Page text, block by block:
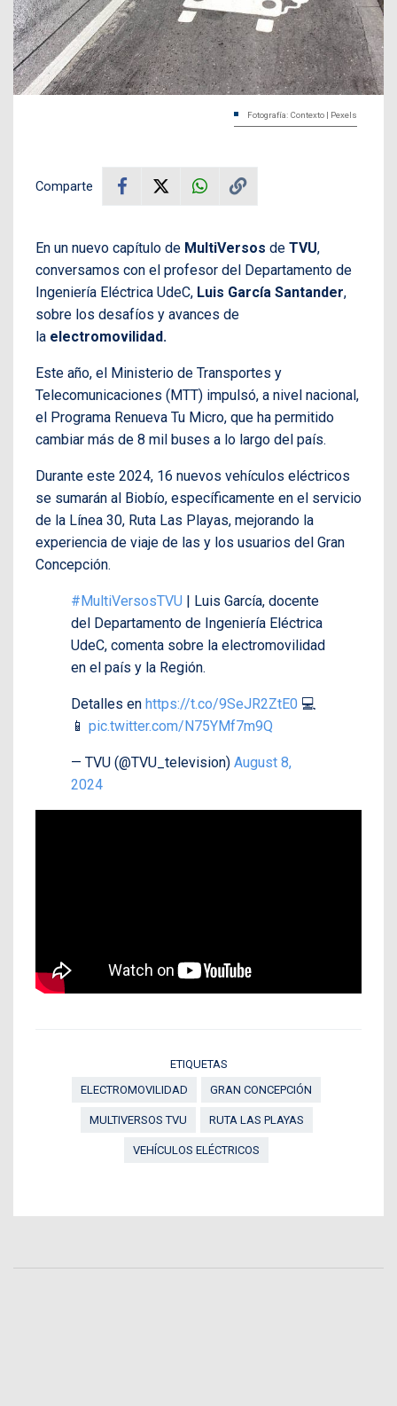
Fotografía: Contexto | Pexels
Comparte
En un nuevo capítulo de MultiVersos de TVU,
conversamos con el profesor del Departamento de
Ingeniería Eléctrica UdeC, Luis García Santander,
sobre los desafíos y avances de
la electromovilidad.
Este año, el Ministerio de Transportes y
Telecomunicaciones (MTT) impulsó, a nivel nacional,
el Programa Renueva Tu Micro, que ha permitido
cambiar más de 8 mil buses a lo largo del país.
Durante este 2024, 16 nuevos vehículos eléctricos
se sumarán al Biobío, específicamente en el servicio
de la Línea 30, Ruta Las Playas, mejorando la
experiencia de viaje de las y los usuarios del Gran
Concepción.
#MultiVersosTVU | Luis García, docente
del Departamento de Ingeniería Eléctrica
UdeC, comenta sobre la electromovilidad
en el país y la Región.
Detalles en https://t.co/9SeJR2ZtE0 💻
📱 pic.twitter.com/N75YMf7m9Q
— TVU (@TVU_television) August 8,
2024
ETIQUETAS
ELECTROMOVILIDAD
GRAN CONCEPCIÓN
MULTIVERSOS TVU RUTA LAS PLAYAS
VEHÍCULOS ELÉCTRICOS